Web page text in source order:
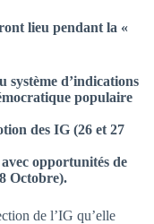
lieu pendant la «
système d’indications
populaire
des IG (26 et 27
opportunités de
Octobre).
de l’IG qu’elle